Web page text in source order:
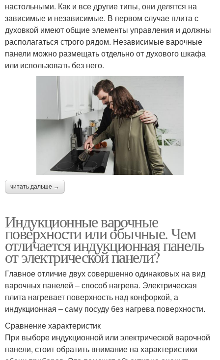
настольными. Как и все другие типы, они делятся на
зависимые и независимые. В первом случае плита с
духовкой имеют общие элементы управления и должны
располагаться строго рядом. Независимые варочные
панели можно размещать отдельно от духового шкафа
или использовать без него.
читать дальше →
Индукционные варочные
поверхности или обычные. Чем
отличается индукционная панель
от электрической панели?
Главное отличие двух совершенно одинаковых на вид
варочных панелей – способ нагрева. Электрическая
плита нагревает поверхность над конфоркой, а
индукционная – саму посуду без нагрева поверхности.
Сравнение характеристик
При выборе индукционной или электрической варочной
панели, стоит обратить внимание на характеристики